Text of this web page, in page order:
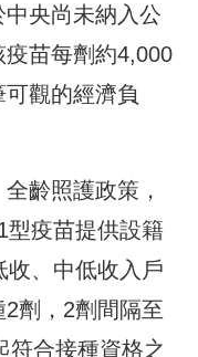
央尚未納入公
苗每劑約4,000
觀的經濟負
齡照護政策，
型疫苗提供設籍
收、中低收入戶
劑，2劑間隔至
符合接種資格之